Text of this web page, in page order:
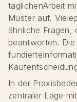
täglichenArbeit
Muster auf.
ähnliche Fragen,
beantworten.
In der
zentraler Lage